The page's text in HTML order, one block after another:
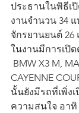
ประธานในพิธีเ
งานจำนวน 34
จักรยานยนต์ 26
ในงานมีการเปิ
BMW X3 M,
CAYENNE
นั้นยังมีรถที่เพิ่ง
ความสนใจ อาทิ